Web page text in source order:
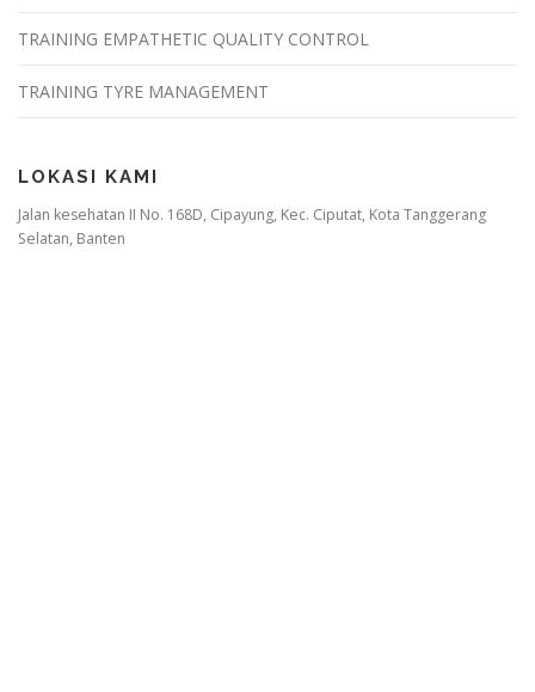
TRAINING EMPATHETIC QUALITY CONTROL
TRAINING TYRE MANAGEMENT
LOKASI KAMI
Jalan kesehatan II No. 168D, Cipayung, Kec. Ciputat, Kota Tanggerang
Selatan, Banten